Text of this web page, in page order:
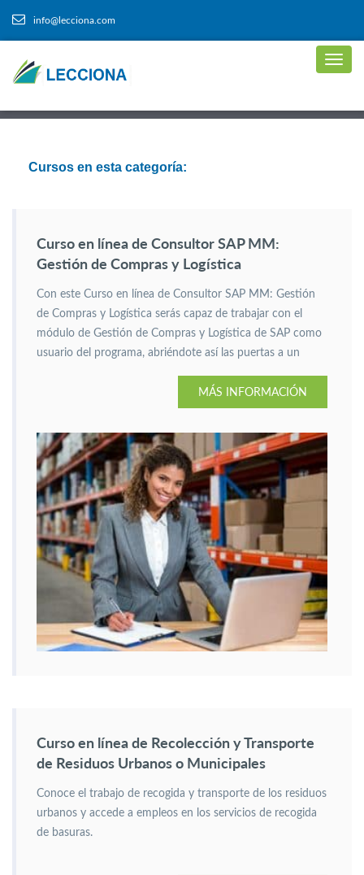
info@lecciona.com
Cursos en esta categoría:
Curso en línea de Consultor SAP MM:
Gestión de Compras y Logística
Con este Curso en línea de Consultor SAP MM: Gestión
de Compras y Logística serás capaz de trabajar con el
módulo de Gestión de Compras y Logística de SAP como
usuario del programa, abriéndote así las puertas a un
MÁS INFORMACIÓN
Curso en línea de Recolección y Transporte
de Residuos Urbanos o Municipales
Conoce el trabajo de recogida y transporte de los residuos
urbanos y accede a empleos en los servicios de recogida
de basuras.